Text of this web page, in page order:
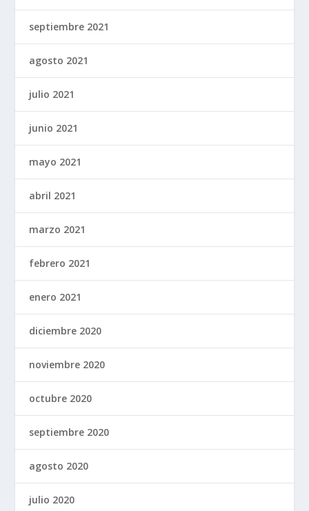
septiembre 2021
agosto 2021
julio 2021
junio 2021
mayo 2021
abril 2021
marzo 2021
febrero 2021
enero 2021
diciembre 2020
noviembre 2020
octubre 2020
septiembre 2020
agosto 2020
julio 2020